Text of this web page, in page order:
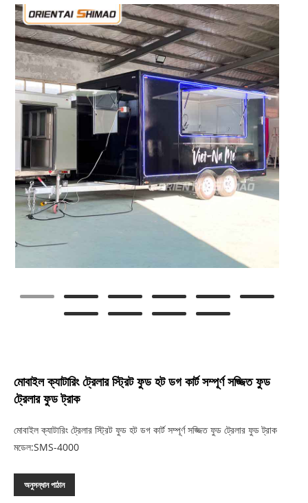
মোবাইল ক্যাটারিং ট্রেলার স্ট্রিট ফুড হট ডগ কার্ট সম্পূর্ণ সজ্জিত ফুড
ট্রেলার ফুড ট্রাক
মোবাইল ক্যাটারিং ট্রেলার স্ট্রিট ফুড হট ডগ কার্ট সম্পূর্ণ সজ্জিত ফুড ট্রেলার ফুড ট্রাক
মডেল:SMS-4000
অনুসন্ধান পাঠান